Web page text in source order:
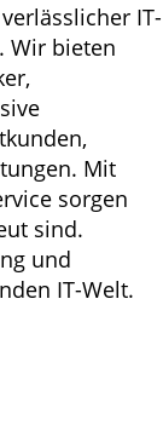
IT-
Wir bieten
Mit
sorgen
sind.
und
IT-Welt.